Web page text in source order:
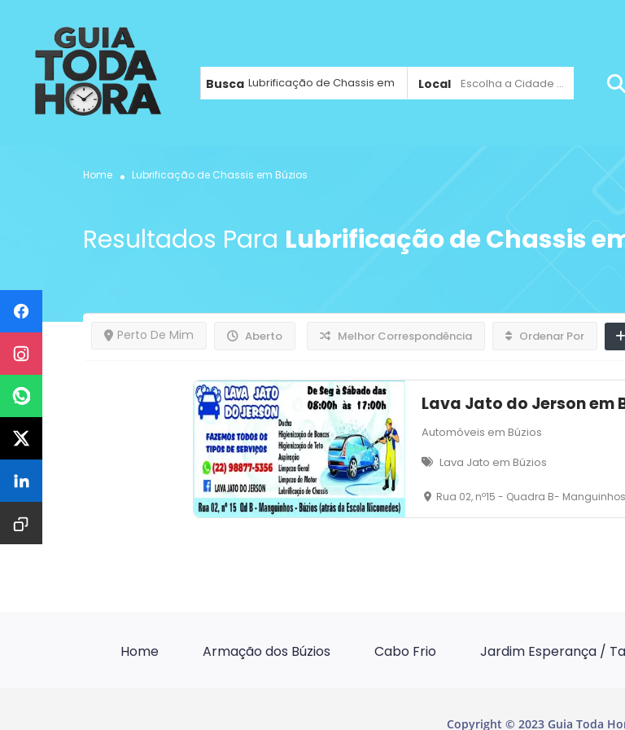
Busca Local Escolha a Cidade ...
Home Lubrificação de Chassis em Búzios
Resultados Para Lubrificação de Chassis
Aberto
Perto De Mim Melhor Correspondência Ordenar Por
Lava Jato do Jerson em
Automóveis em Búzios
Lava Jato em Búzios
Rua 02, nº15 - Quadra B- Manguinhos-
Home Armação dos Búzios Cabo Frio Jardim Esperança /
Copyright © 2023 Guia Toda